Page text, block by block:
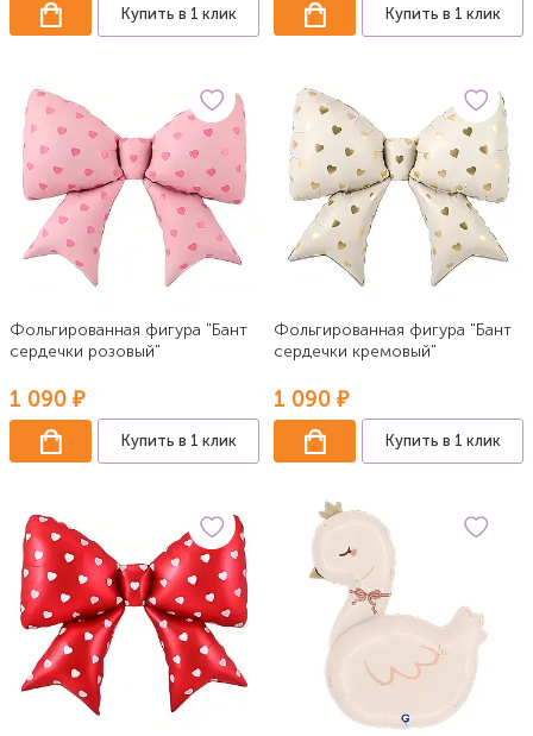
Купить в 1 клик Купить в 1 клик
Фольгированная фигура "Бант
сердечки розовый"
1 090 ₽
Купить в 1 клик
Фольгированная фигура "Бант
сердечки кремовый"
1 090 ₽
Купить в 1 клик